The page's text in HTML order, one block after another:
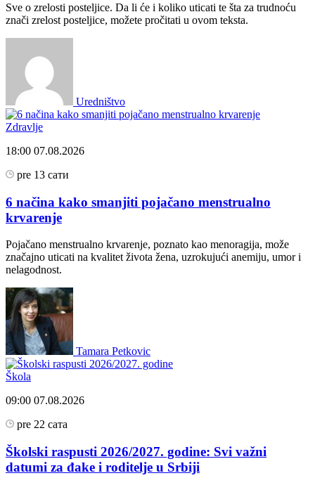
Sve o zrelosti posteljice. Da li će i koliko uticati te šta za trudnoću
znači zrelost posteljice, možete pročitati u ovom teksta.
Uredništvo
Zdravlje
18:00 07.08.2026
pre 13 сати
6 načina kako smanjiti pojačano menstrualno
krvarenje
Pojačano menstrualno krvarenje, poznato kao menoragija, može
značajno uticati na kvalitet života žena, uzrokujući anemiju, umor i
nelagodnost.
Tamara Petkovic
Škola
09:00 07.08.2026
pre 22 сата
Školski raspusti 2026/2027. godine: Svi važni
datumi za đake i roditelje u Srbiji